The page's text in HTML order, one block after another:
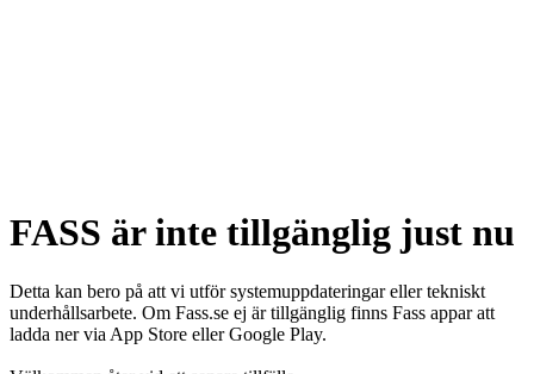
FASS är inte tillgänglig just nu
Detta kan bero på att vi utför systemuppdateringar eller tekniskt
underhållsarbete. Om Fass.se ej är tillgänglig finns Fass appar att
ladda ner via App Store eller Google Play.